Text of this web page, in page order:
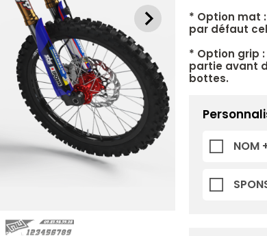
* Option mat
par défaut
* Option grip
partie avant
bottes.
NOM